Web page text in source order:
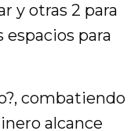
y otras 2 para
para
combatiendo
alcance